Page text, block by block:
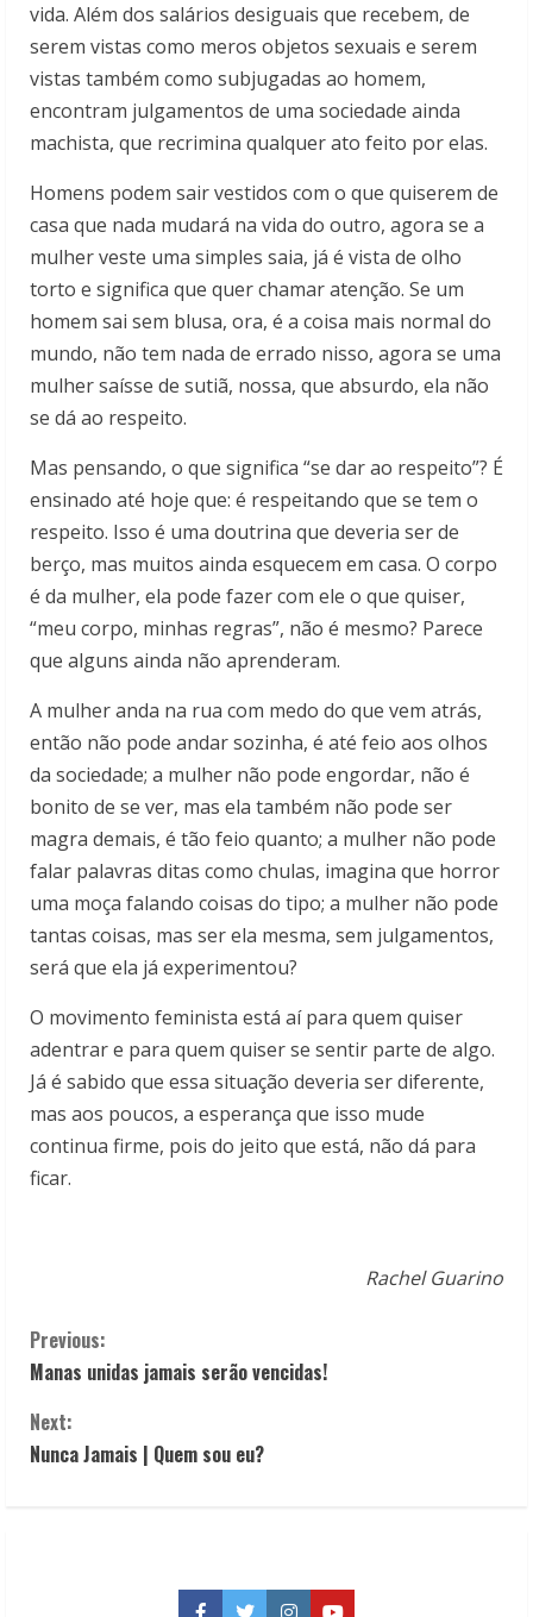
vida. Além dos salários desiguais que recebem, de
serem vistas como meros objetos sexuais e serem
vistas também como subjugadas ao homem,
encontram julgamentos de uma sociedade ainda
machista, que recrimina qualquer ato feito por elas.
Homens podem sair vestidos com o que quiserem de
casa que nada mudará na vida do outro, agora se a
mulher veste uma simples saia, já é vista de olho
torto e significa que quer chamar atenção. Se um
homem sai sem blusa, ora, é a coisa mais normal do
mundo, não tem nada de errado nisso, agora se uma
mulher saísse de sutiã, nossa, que absurdo, ela não
se dá ao respeito.
Mas pensando, o que significa “se dar ao respeito”? É
ensinado até hoje que: é respeitando que se tem o
respeito. Isso é uma doutrina que deveria ser de
berço, mas muitos ainda esquecem em casa. O corpo
é da mulher, ela pode fazer com ele o que quiser,
“meu corpo, minhas regras”, não é mesmo? Parece
que alguns ainda não aprenderam.
A mulher anda na rua com medo do que vem atrás,
então não pode andar sozinha, é até feio aos olhos
da sociedade; a mulher não pode engordar, não é
bonito de se ver, mas ela também não pode ser
magra demais, é tão feio quanto; a mulher não pode
falar palavras ditas como chulas, imagina que horror
uma moça falando coisas do tipo; a mulher não pode
tantas coisas, mas ser ela mesma, sem julgamentos,
será que ela já experimentou?
O movimento feminista está aí para quem quiser
adentrar e para quem quiser se sentir parte de algo.
Já é sabido que essa situação deveria ser diferente,
mas aos poucos, a esperança que isso mude
continua firme, pois do jeito que está, não dá para
ficar.
Rachel Guarino
C
o
n
Previous:
Manas unidas jamais serão vencidas!
Next:
Nunca Jamais | Quem sou eu?